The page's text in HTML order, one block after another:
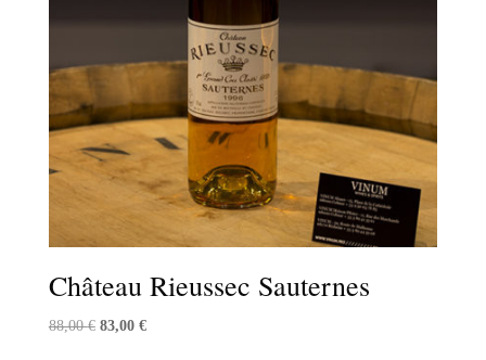
Château Rieussec Sauternes
88,00€ Le
83,00 €Le